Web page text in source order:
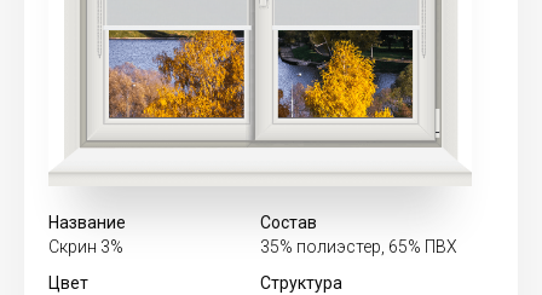
Название
Скрин 3%
Состав
35% полиэстер, 65% ПВХ
Цвет
Структура